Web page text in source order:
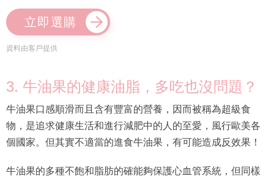
立即選購
資料由客戶提供
牛油果口感順滑而且含有豐富的營養，因而被稱為超級食
物，是追求健康生活和進行減肥中的人的至愛，風行歐美各
個國家。但其實不適當的進食牛油果，有可能造成反效果！
的成效也可以透過攝取高油脂的魚類、堅果、未烹煮過的橄